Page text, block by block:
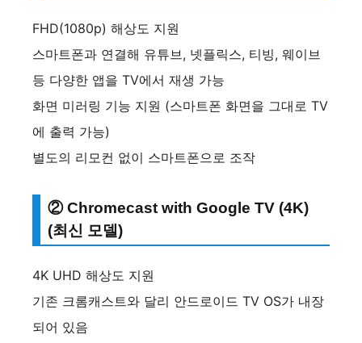
FHD(1080p) 해상도 지원
스마트폰과 연결해 유튜브, 넷플릭스, 티빙, 웨이브
등 다양한 앱을 TV에서 재생 가능
화면 미러링 기능 지원 (스마트폰 화면을 그대로 TV
에 출력 가능)
별도의 리모컨 없이 스마트폰으로 조작
② Chromecast with Google TV (4K)
(최신 모델)
4K UHD 해상도 지원
기존 크롬캐스트와 달리 안드로이드 TV OS가 내장
되어 있음